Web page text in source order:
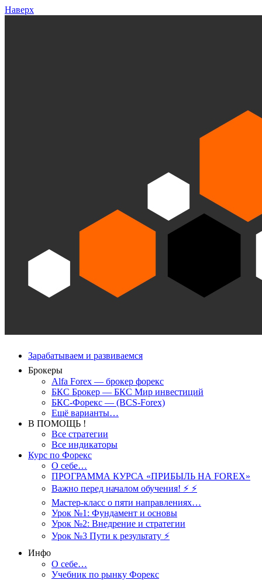
Наверх
Зарабатываем и развиваемся
Брокеры
Alfa Forex — брокер форекс
БКС Брокер — БКС Мир инвестиций
БКС-Форекс — (BCS-Forex)
Ещё варианты…
В ПОМОЩЬ !
Все стратегии
Все индикаторы
Курс по Форекс
О себе…
ПРОГРАММА КУРСА «ПРИБЫЛЬ НА FOREX»
Важно перед началом обучения! ⚡ ⚡
Мастер-класс о пяти направлениях…
Урок №1: Фундамент и основы
Урок №2: Внедрение и стратегии
Урок №3 Пути к результату ⚡️
Инфо
О себе…
Учебник по рынку Форекс